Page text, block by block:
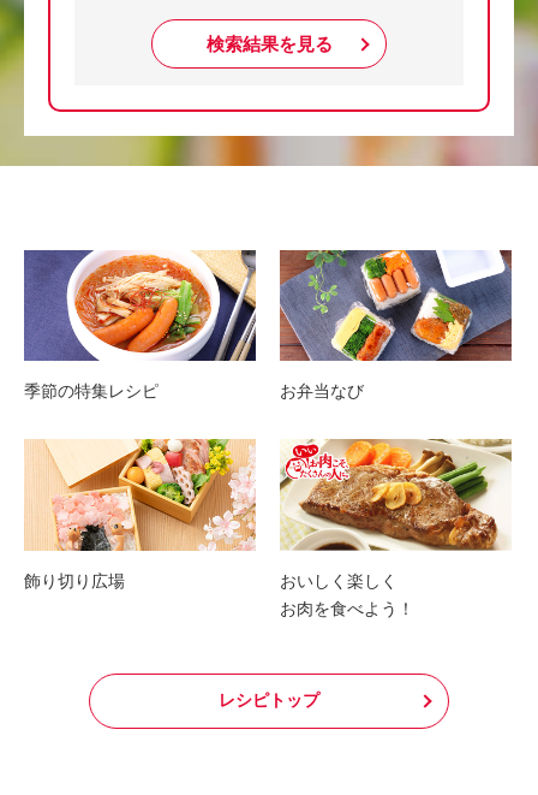
検索結果を見る
季節の特集レシピ お弁当なび
飾り切り広場
おいしく楽しく
お肉を食べよう！
レシピトップ